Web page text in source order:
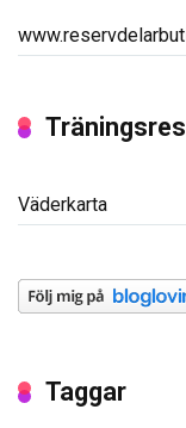
Väderkarta
Taggar